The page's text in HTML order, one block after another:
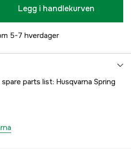
Legg i handlekurven
5-7 hverdager
parts list: Husqvarna Spring